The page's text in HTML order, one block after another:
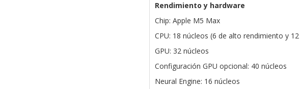
Rendimiento y hardware
Chip: Apple M5 Max
CPU: 18 núcleos (6 de alto rendimiento y
GPU: 32 núcleos
Configuración GPU opcional: 40 núcleos
Neural Engine: 16 núcleos